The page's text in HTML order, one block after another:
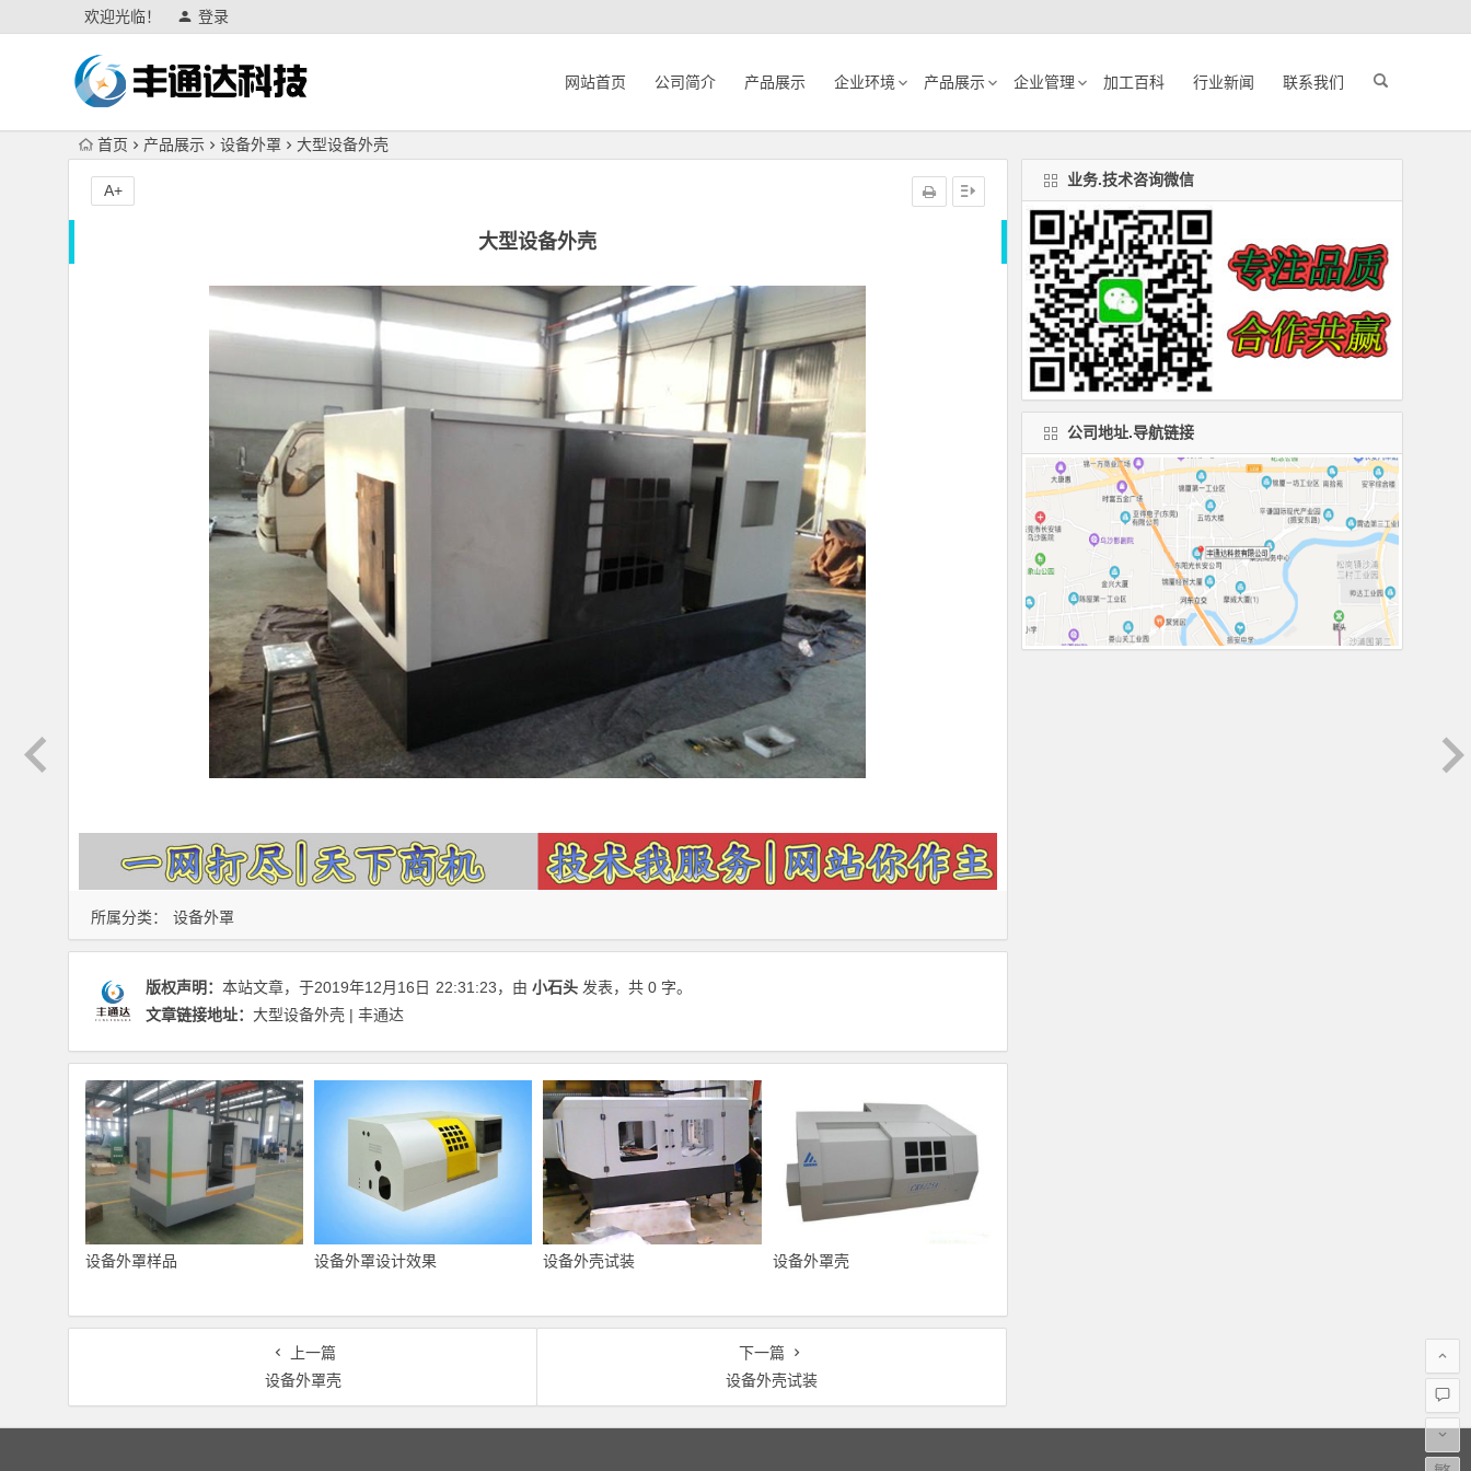
欢迎光临！ 登录
网站首页 公司简介 产品展示 企业环境 产品展示 企业管理 加工百科 行业新闻 联系我们
首页 产品展示 设备外罩 大型设备外壳
大型设备外壳
A+
所属分类： 设备外罩
版权声明： 本站文章，于2019年12月16日 22:31:23，由 小石头 发表，共 0 字。
文章链接地址： 大型设备外壳 | 丰通达
设备外罩样品 设备外罩设计效果 设备外壳试装 设备外罩壳
上一篇
设备外罩壳
下一篇
设备外壳试装
业务.技术咨询微信
公司地址.导航链接